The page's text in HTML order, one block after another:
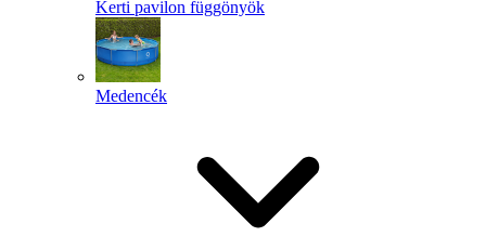
Kerti pavilon függönyök
Medencék